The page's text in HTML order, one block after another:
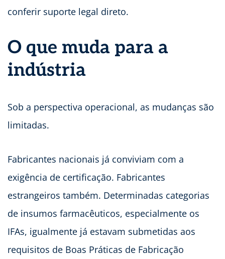
conferir suporte legal direto.
O que muda para a
indústria
Sob a perspectiva operacional, as mudanças são
limitadas.
Fabricantes nacionais já conviviam com a
exigência de certificação. Fabricantes
estrangeiros também. Determinadas categorias
de insumos farmacêuticos, especialmente os
IFAs, igualmente já estavam submetidas aos
requisitos de Boas Práticas de Fabricação